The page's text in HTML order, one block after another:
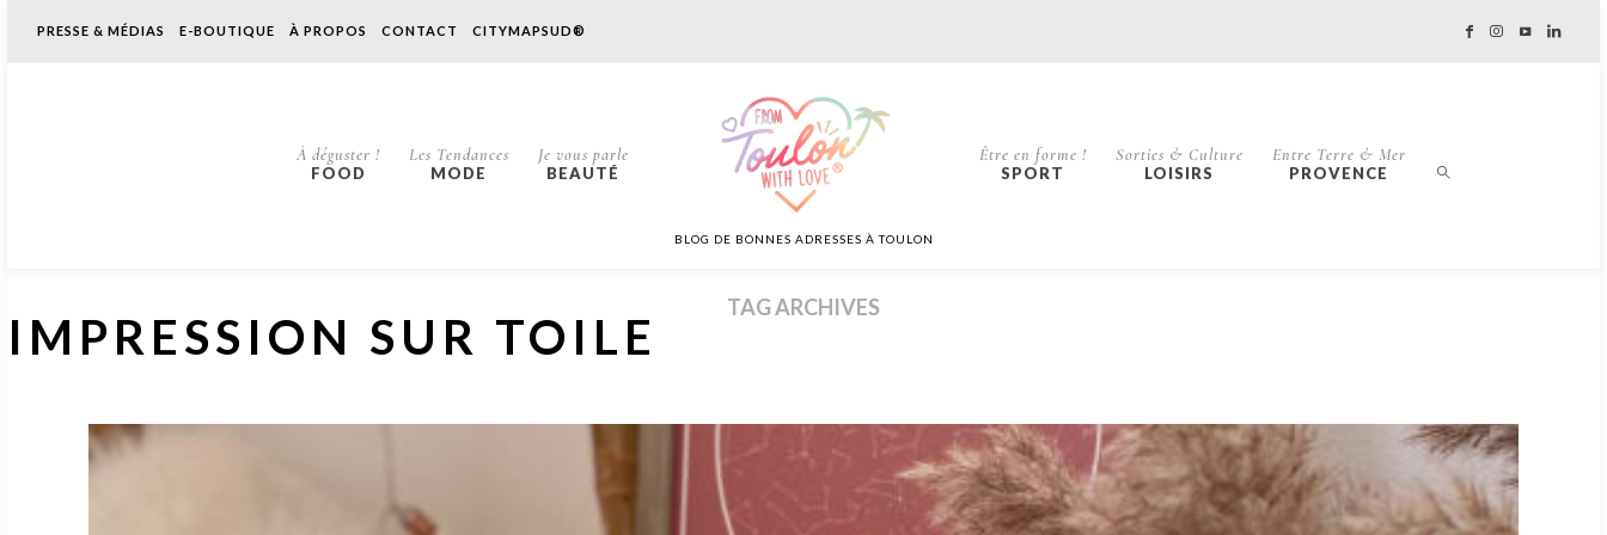
PRESSE & MÉDIAS E-BOUTIQUE À PROPOS CONTACT CITYMAPSUD®
À déguster !
FOOD
Les Tendances
MODE
Je vous parle
BEAUTÉ
BLOG DE BONNES ADRESSES À TOULON
Être en forme !
SPORT
Sorties & Culture
LOISIRS
Entre Terre & Mer
PROVENCE
TAG ARCHIVES
IMPRESSION SUR TOILE